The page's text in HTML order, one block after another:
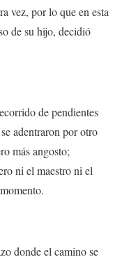
vez, por lo que en esta
de su hijo, decidió
de pendientes
adentraron por otro
más angosto;
ni el maestro ni el
donde el camino se